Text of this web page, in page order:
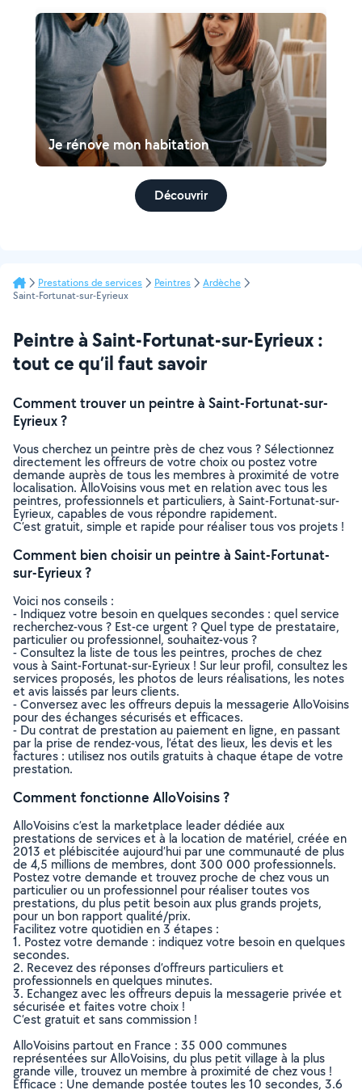
Je rénove mon habitation
Découvrir
Prestations de services Peintres
Ardèche
Saint-Fortunat-sur-Eyrieux
Peintre à Saint-Fortunat-sur-Eyrieux :
tout ce qu’il faut savoir
Comment trouver un peintre à Saint-Fortunat-sur-
Eyrieux ?
Vous cherchez un peintre près de chez vous ? Sélectionnez
directement les offreurs de votre choix ou postez votre
demande auprès de tous les membres à proximité de votre
localisation. AlloVoisins vous met en relation avec tous les
peintres, professionnels et particuliers, à Saint-Fortunat-sur-
Eyrieux, capables de vous répondre rapidement.
C’est gratuit, simple et rapide pour réaliser tous vos projets !
Comment bien choisir un peintre à Saint-Fortunat-
sur-Eyrieux ?
Voici nos conseils :
- Indiquez votre besoin en quelques secondes : quel service
recherchez-vous ? Est-ce urgent ? Quel type de prestataire,
particulier ou professionnel, souhaitez-vous ?
- Consultez la liste de tous les peintres, proches de chez
vous à Saint-Fortunat-sur-Eyrieux ! Sur leur profil, consultez les
services proposés, les photos de leurs réalisations, les notes
et avis laissés par leurs clients.
- Conversez avec les offreurs depuis la messagerie AlloVoisins
pour des échanges sécurisés et efficaces.
- Du contrat de prestation au paiement en ligne, en passant
par la prise de rendez-vous, l’état des lieux, les devis et les
factures : utilisez nos outils gratuits à chaque étape de votre
prestation.
Comment fonctionne AlloVoisins ?
AlloVoisins c’est la marketplace leader dédiée aux
prestations de services et à la location de matériel, créée en
2013 et plébiscitée aujourd’hui par une communauté de plus
de 4,5 millions de membres, dont 300 000 professionnels.
Postez votre demande et trouvez proche de chez vous un
particulier ou un professionnel pour réaliser toutes vos
prestations, du plus petit besoin aux plus grands projets,
pour un bon rapport qualité/prix.
Facilitez votre quotidien en 3 étapes :
1. Postez votre demande : indiquez votre besoin en quelques
secondes.
2. Recevez des réponses d’offreurs particuliers et
professionnels en quelques minutes.
3. Echangez avec les offreurs depuis la messagerie privée et
sécurisée et faites votre choix !
C’est gratuit et sans commission !
AlloVoisins partout en France : 35 000 communes
représentées sur AlloVoisins, du plus petit village à la plus
grande ville, trouvez un membre à proximité de chez vous !
Efficace : Une demande postée toutes les 10 secondes, 3.6